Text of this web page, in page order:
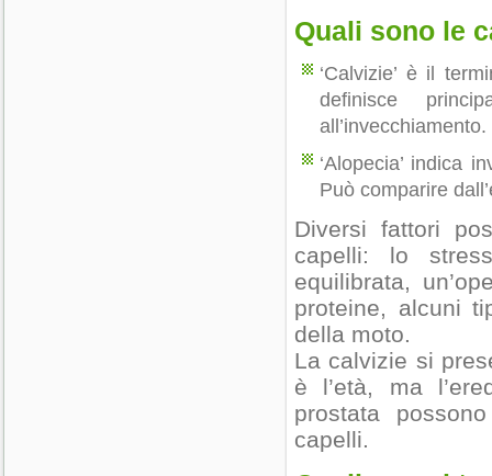
Quali sono le
‘Calvizie’ è il
definisce
all’invecchiamento.
‘Alopecia’ indica
Può comparire
Diversi fattori
capelli: lo
equilibrata,
proteine, alcuni
della moto.
La calvizie si
è l’età, ma
prostata
capelli.